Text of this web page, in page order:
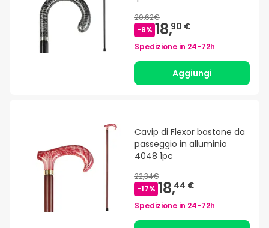
20,62€
-8% 18,90 €
Spedizione in 24-72h
Aggiungi
Cavip di Flexor bastone da
passeggio in alluminio
4048 1pc
22,34€
-17% 18,44 €
Spedizione in 24-72h